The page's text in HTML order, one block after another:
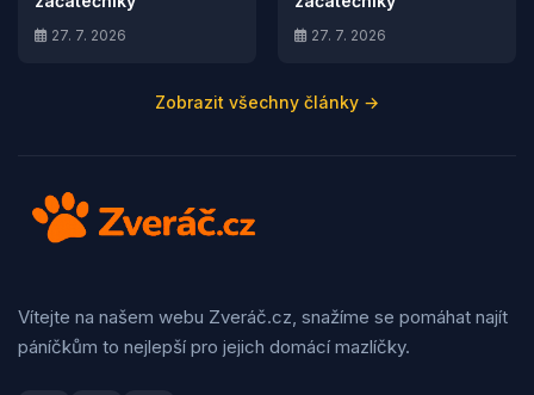
27. 7. 2026 27. 7. 2026
Zobrazit všechny články →
Vítejte na našem webu Zveráč.cz, snažíme se pomáhat najít
páníčkům to nejlepší pro jejich domácí mazlíčky.